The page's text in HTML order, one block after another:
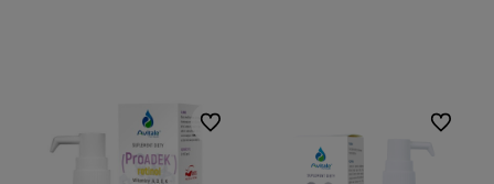
Do ulubionych Do